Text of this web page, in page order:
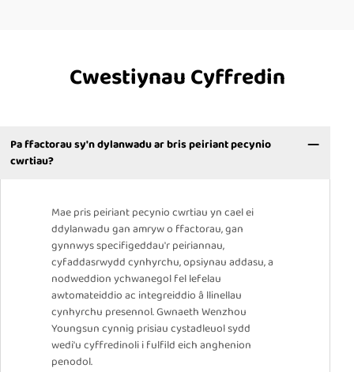
Cwestiynau Cyffredin
Pa ffactorau sy'n dylanwadu ar bris peiriant pecynio
cwrtiau?
Mae pris peiriant pecynio cwrtiau yn cael ei
ddylanwadu gan amryw o ffactorau, gan
gynnwys specifigeddau'r peiriannau,
cyfaddasrwydd cynhyrchu, opsiynau addasu, a
nodweddion ychwanegol fel lefelau
awtomateiddio ac integreiddio â llinellau
cynhyrchu presennol. Gwnaeth Wenzhou
Youngsun cynnig prisiau cystadleuol sydd
wedi'u cyffredinoli i fulfild eich anghenion
penodol.